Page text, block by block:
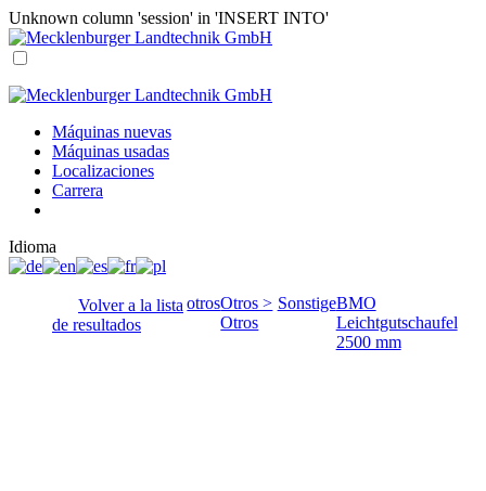
Unknown column 'session' in 'INSERT INTO'
Máquinas nuevas
Máquinas usadas
Localizaciones
Carrera
Idioma
Volver a la lista
de resultados
otrosOtros >
Otros
SonstigeBMO
Leichtgutschaufel
2500 mm